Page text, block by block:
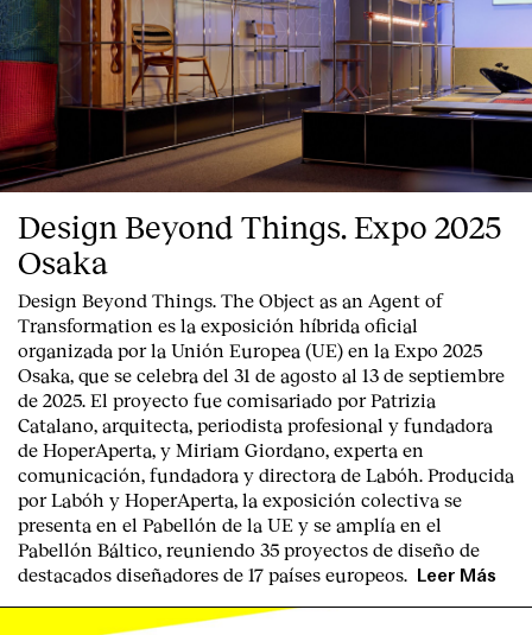
Design Beyond Things. Expo 2025
Osaka
Design Beyond Things. The Object as an Agent of
Transformation es la exposición híbrida oficial
organizada por la Unión Europea (UE) en la Expo 2025
Osaka , que se celebra del 31 de agosto al 13 de septiembre
de 2025 . El proyecto fue comisariado porPatrizia
Catalano , arquitecta, periodista profesional y fundadora
de HoperAperta, y Miriam Giordano , experta en
comunicación, fundadora y directora de Labóh. Producida
porLabóh y HoperAperta, la exposición colectiva se
presenta en el Pabellón de la UE y se amplía en el
Pabellón Báltico , reuniendo 35 proyectos de diseño de
destacados diseñadores de 17 países europeos Leer Más